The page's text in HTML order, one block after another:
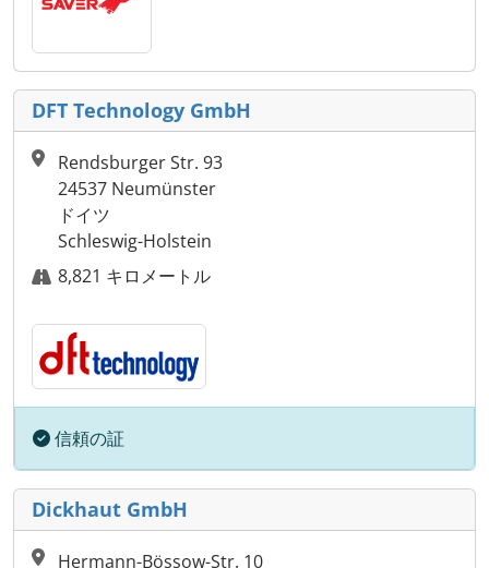
DFT Technology GmbH
Rendsburger Str. 93
24537 Neumünster
ドイツ
Schleswig-Holstein
8,821 キロメートル
信頼の証
Dickhaut GmbH
Hermann-Bössow-Str. 10